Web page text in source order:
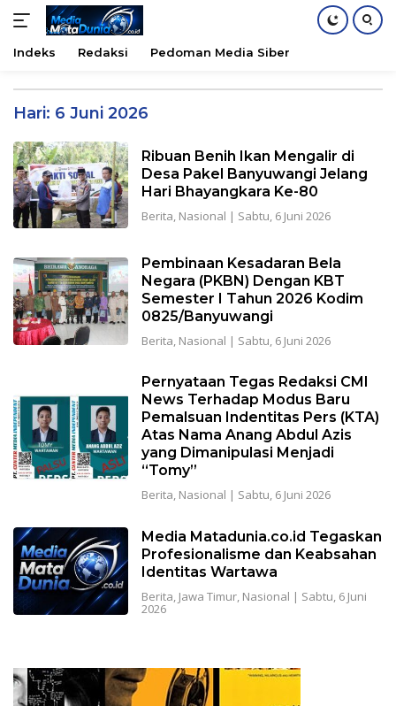
konten
Indeks Redaksi Pedoman Media Siber
Hari: 6 Juni 2026
Ribuan Benih Ikan Mengalir di
Desa Pakel Banyuwangi Jelang
Hari Bhayangkara Ke-80
Berita, Nasional | Sabtu, 6 Juni 2026
Pembinaan Kesadaran Bela
Negara (PKBN) Dengan KBT
Semester I Tahun 2026 Kodim
0825/Banyuwangi
Berita, Nasional | Sabtu, 6 Juni 2026
Pernyataan Tegas Redaksi CMI
News Terhadap Modus Baru
Pemalsuan Indentitas Pers (KTA)
Atas Nama Anang Abdul Azis
yang Dimanipulasi Menjadi
“Tomy”
Berita, Nasional | Sabtu, 6 Juni 2026
Media Matadunia.co.id Tegaskan
Profesionalisme dan Keabsahan
Identitas Wartawa
Berita, Jawa Timur, Nasional | Sabtu, 6 Juni
2026